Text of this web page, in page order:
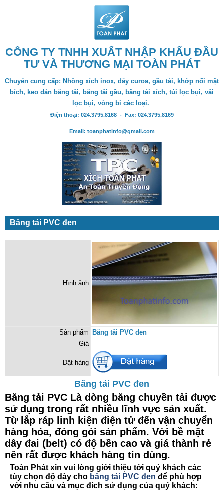
CÔNG TY TNHH XUẤT NHẬP KHẨU ĐẦU
TƯ VÀ THƯƠNG MẠI TOÀN PHÁT
Chuyên cung cấp: Nhông xích inox, dây curoa, gầu tải, khớp nối mặt
bích, keo dán băng tải, băng tải gầu, băng tải xích, túi lọc bụi, vải
lọc bụi, vòng bi các loại.
Điện thoại: 024.3795.8168 - Fax: 024.3795.8169
Email: toanphatinfo@gmail.com
Băng tải PVC đen
Hình ảnh
Sản phẩm
Băng tải PVC đen
Giá
Đặt hàng
Băng tải PVC đen
Băng tải PVC Là dòng băng chuyền tải được
sử dụng trong rất nhiều lĩnh vực sản xuất.
Từ lắp ráp linh kiện điện tử đến vận chuyển
hàng hóa, đóng gói sản phẩm. Với bề mặt
dây đai (belt) có độ bền cao và giá thành rẻ
nên rất được khách hàng tin dùng.
Toàn Phát xin vui lòng giới thiệu tới quý khách các
tùy chọn độ dày cho băng tải PVC đen để phù hợp
với nhu cầu và mục đích sử dụng của quý khách: